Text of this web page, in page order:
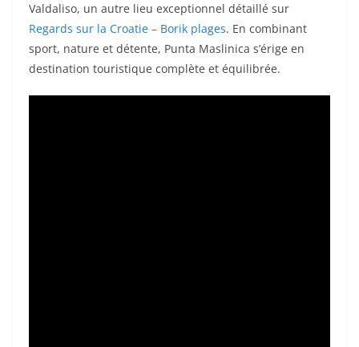
Valdaliso, un autre lieu exceptionnel détaillé sur
Regards sur la Croatie – Borik plages. En combinant
sport, nature et détente, Punta Maslinica s’érige en
destination touristique complète et équilibrée.